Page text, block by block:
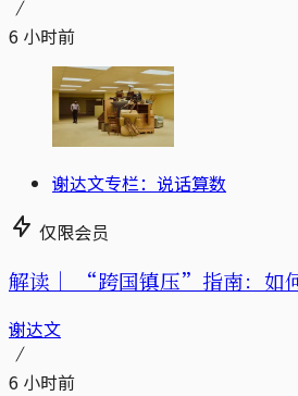
6 小时前
谢达文专栏：说话算数
仅限会员
解读｜ “跨国镇压”指南：如
谢达文
6 小时前